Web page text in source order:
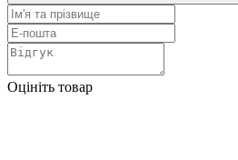
Оцініть товар